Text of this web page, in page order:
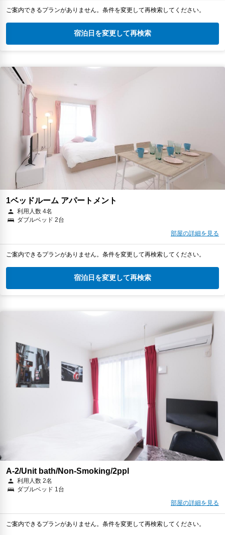
ご案内できるプランがありません。条件を変更して再検索してください。
宿泊日を変更して再検索
1ベッドルーム アパートメント
利用人数 4名
ダブルベッド 2台
部屋の詳細を見る
ご案内できるプランがありません。条件を変更して再検索してください。
宿泊日を変更して再検索
A-2/Unit bath/Non-Smoking/2ppl
利用人数 2名
ダブルベッド 1台
部屋の詳細を見る
ご案内できるプランがありません。条件を変更して再検索してください。